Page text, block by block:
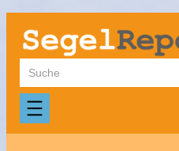
Zum
Inhalt
springen
Suchen